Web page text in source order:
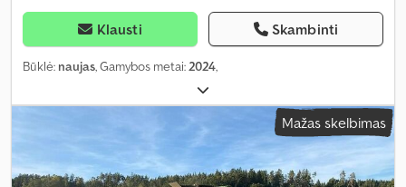
Klausti Skambinti
Būklė: naujas, Gamybos metai:2024,
Mažas skelbimas